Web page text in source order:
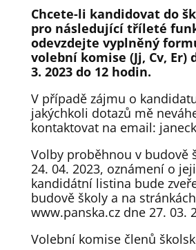
Chcete-li kandidovat do
pro následující tříleté
odevzdejte vyplněný
volební komise (Jj, Cv, Er)
3. 2023 do 12 hodin.
V případě zájmu o
jakýchkoli dotazů mě
kontaktovat na email:
Volby proběhnou v budově
24. 04. 2023, oznámení o
kandidátní listina bude
budově školy a na stránkách
www.panska.cz dne 27. 03.
Volební komise členů